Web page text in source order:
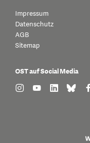
Impressum
Datenschutz
AGB
Sitemap
OST auf Social Media
find us on:
find us on:
find us
find